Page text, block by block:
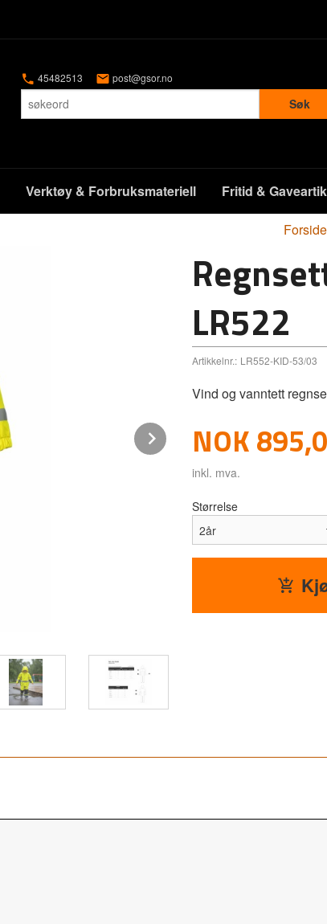
45482513 post@gsor.no
Søk
Verktøy & Forbruksmateriell Fritid &
Forside
Next
LR522
Artikkelnr.: LR552-KID-53/03
Vind og vanntett
Pris
NOK
inkl. mva.
Størrelse